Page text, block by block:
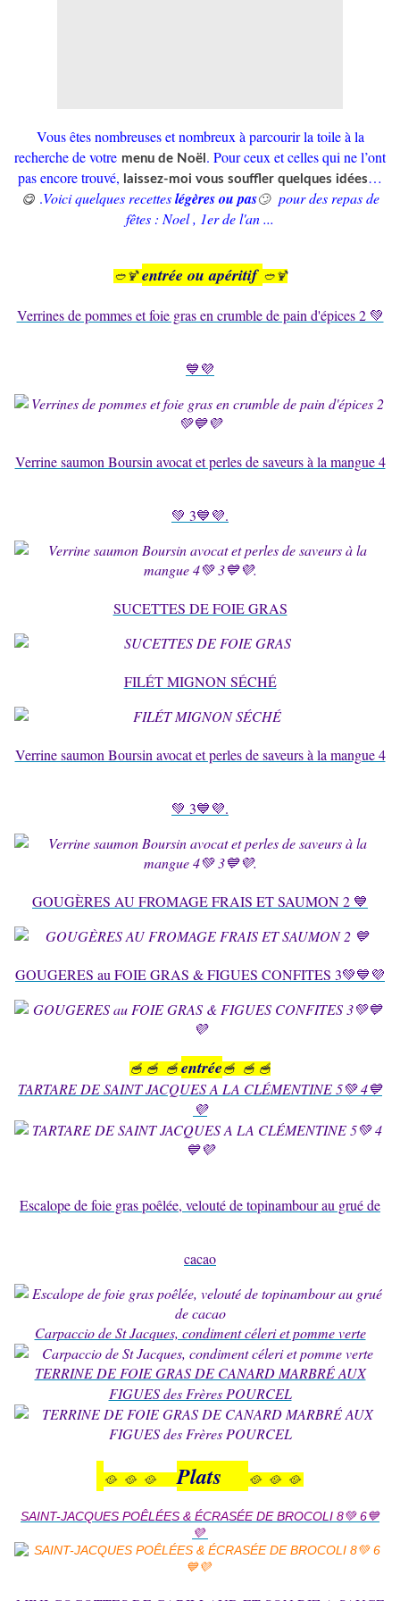
Vous êtes nombreuses et nombreux à parcourir la toile à la
recherche de votre menu de Noël . Pour ceux et celles qui ne l’ont
pas encore trouvé, laissez-moi vous souffler quelques idées …
😋 .Voici quelques recetteslégères ou pas🙄pour des repas de
fêtes : Noel , 1er de l'an ...
🥙🍹entrée ou apéritif 🥙🍹
Verrines de pommes et foie gras en crumble de pain d'épices 2 💚
💙💜
Verrine saumon Boursin avocat et perles de saveurs à la mangue 4
💚 3💙💜.
SUCETTES DE FOIE GRAS
FILÉT MIGNON SÉCHÉ
Verrine saumon Boursin avocat et perles de saveurs à la mangue 4
💚 3💙💜.
GOUGÈRES AU FROMAGE FRAIS ET SAUMON 2 💙
GOUGERES au FOIE GRAS & FIGUES CONFITES 3💚💙💜
🥣 🥣 🥣 entrée🥣 🥣 🥣
TARTARE DE SAINT JACQUES A LA CLÉMENTINE 5💚 4💙
💜
Escalope de foie gras poêlée, velouté de topinambour au grué de
cacao
Carpaccio de St Jacques, condiment céleri et pomme verte
TERRINE DE FOIE GRAS DE CANARD MARBRÉ AUX
FIGUES des Frères POURCEL
🥘 🥘 🥘 Plats 🥘 🥘 🥘
SAINT-JACQUES POÊLÉES & ÉCRASÉE DE BROCOLI 8💚 6💙
💜